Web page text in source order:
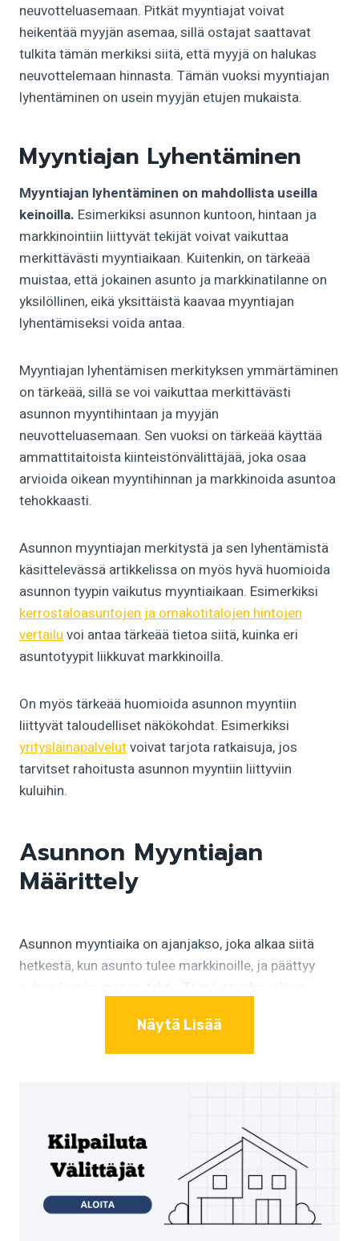
neuvotteluasemaan. Pitkät myyntiajat voivat
heikentää myyjän asemaa, sillä ostajat saattavat
tulkita tämän merkiksi siitä, että myyjä on halukas
neuvottelemaan hinnasta. Tämän vuoksi myyntiajan
lyhentäminen on usein myyjän etujen mukaista.
Myyntiajan Lyhentäminen
Myyntiajan lyhentäminen on mahdollista useilla
keinoilla. Esimerkiksi asunnon kuntoon, hintaan ja
markkinointiin liittyvät tekijät voivat vaikuttaa
merkittävästi myyntiaikaan. Kuitenkin, on tärkeää
muistaa, että jokainen asunto ja markkinatilanne on
yksilöllinen, eikä yksittäistä kaavaa myyntiajan
lyhentämiseksi voida antaa.
Myyntiajan lyhentämisen merkityksen ymmärtäminen
on tärkeää, sillä se voi vaikuttaa merkittävästi
asunnon myyntihintaan ja myyjän
neuvotteluasemaan. Sen vuoksi on tärkeää käyttää
ammattitaitoista kiinteistönvälittäjää, joka osaa
arvioida oikean myyntihinnan ja markkinoida asuntoa
tehokkaasti.
Asunnon myyntiajan merkitystä ja sen lyhentämistä
käsittelevässä artikkelissa on myös hyvä huomioida
asunnon tyypin vaikutus myyntiaikaan. Esimerkiksi
kerrostaloasuntojen ja omakotitalojen hintojen
vertailuvoi antaa tärkeää tietoa siitä, kuinka eri
asuntotyypit liikkuvat markkinoilla.
On myös tärkeää huomioida asunnon myyntiin
liittyvät taloudelliset näkökohdat. Esimerkiksi
yrityslainapalvelutvoivat tarjota ratkaisuja, jos
tarvitset rahoitusta asunnon myyntiin liittyviin
kuluihin.
Asunnon Myyntiajan
Määrittely
Asunnon myyntiaika on ajanjakso, joka alkaa siitä
hetkestä, kun asunto tulee markkinoille, ja päättyy
siihen, kun kaupat on tehty. Tämä on aika, jolloin
ostajat voivat tutustua siihen.
Myyntiaikaan vaikuttavat monet tekijät kuten asunnon
sijainti, hinta, kunto ja markkinatilanne. Esimerkiksi
asunnon myyntiaika voi olla pidempi, jos asunto on
korkeammassa hintaluokassa tai jos se sijaitsee
Näytä Lisää